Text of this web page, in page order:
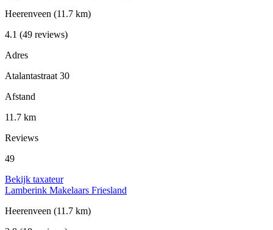
Heerenveen (11.7 km)
4.1 (49 reviews)
Adres
Atalantastraat 30
Afstand
11.7 km
Reviews
49
Bekijk taxateur
Lamberink Makelaars Friesland
Heerenveen (11.7 km)